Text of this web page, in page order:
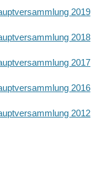
2019
2018
2017
2016
2012